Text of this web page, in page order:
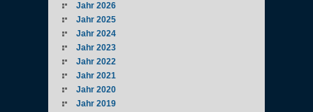
Jahr 2026
Jahr 2025
Jahr 2024
Jahr 2023
Jahr 2022
Jahr 2021
Jahr 2020
Jahr 2019